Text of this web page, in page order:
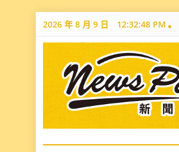
Skip
2026 年 8 月 9 日 12:32:49 PM
News
最有料的新聞